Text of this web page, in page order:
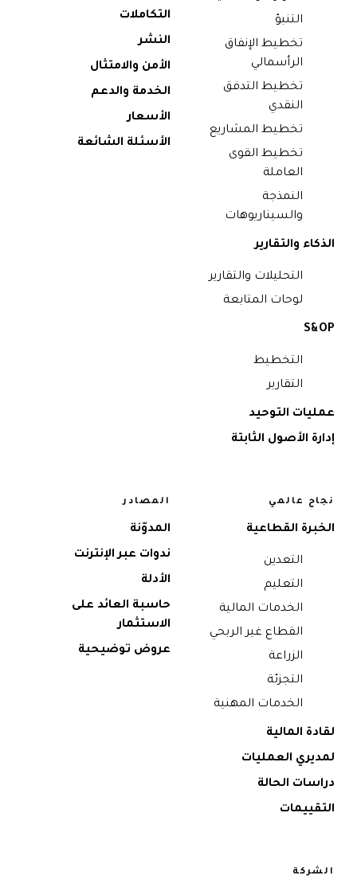
التنبؤ
تخطيط الإنفاق
الرأسمالي
تخطيط التدفق
النقدي
تخطيط المشاريع
تخطيط القوى
العاملة
النمذجة
والسيناريوهات
الذكاء والتقارير
التحليلات والتقارير
لوحات المتابعة
S&OP
التخطيط
التقارير
عمليات التوحيد
إدارة الأصول الثابتة
التكاملات
النشر
الأمن والامتثال
الخدمة والدعم
الأسعار
الأسئلة الشائعة
نجاح عالمي
الخبرة القطاعية
التعدين
التعليم
الخدمات المالية
القطاع غير الربحي
الزراعة
التجزئة
الخدمات المهنية
لقادة المالية
لمديري العمليات
دراسات الحالة
التقييمات
المصادر
المدوّنة
ندوات عبر الإنترنت
الأدلة
حاسبة العائد على
الاستثمار
عروض توضيحية
الشركة